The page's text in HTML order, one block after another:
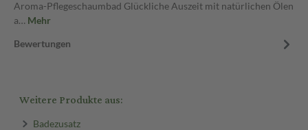
Aroma-Pflegeschaumbad Glückliche Auszeit mit natürlichen Ölen
a… Mehr
Bewertungen
Weitere Produkte aus:
Badezusatz